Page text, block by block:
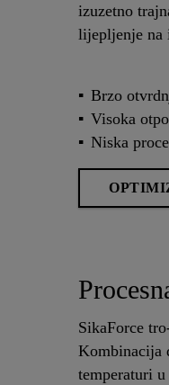
izuzetno
lijepljenje na
Brzo
Visoka
Niska
SikaForce
Kombinacija
temperaturi